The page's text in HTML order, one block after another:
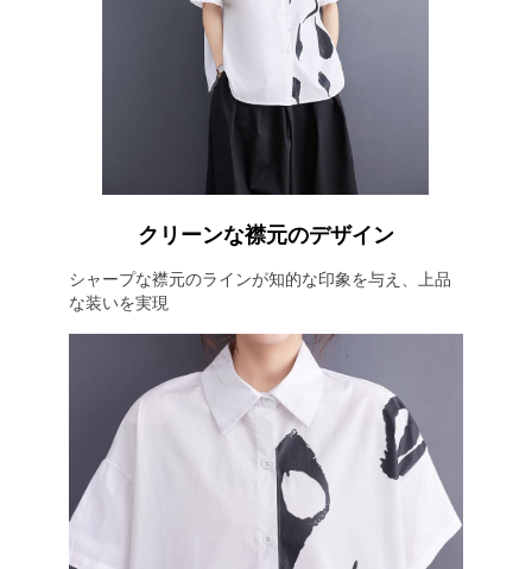
クリーンな襟元のデザイン
シャープな襟元のラインが知的な印象を与え、上品
な装いを実現